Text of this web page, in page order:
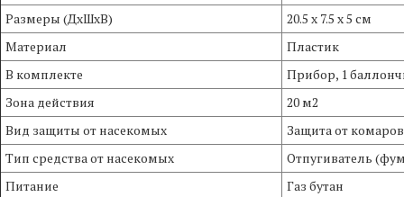
Размеры (ДхШхВ)
20.5 х 7.5 х 5 см
Материал
Пластик
В комплекте
Прибор, 1
Зона действия
20 м2
Вид защиты от насекомых
Защита от
Тип средства от насекомых
Отпугиватель
Питание
Газ бутан